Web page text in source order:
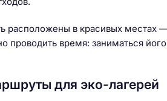
расположены в красивых местах
проводить время: заниматься
для эко-лагерей